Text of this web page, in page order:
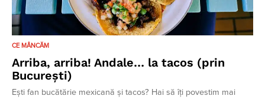
CE MÂNCĂM
Arriba, arriba! Andale… la tacos (prin
București)
Ești fan bucătărie mexicană și tacos? Hai să îți povestim mai